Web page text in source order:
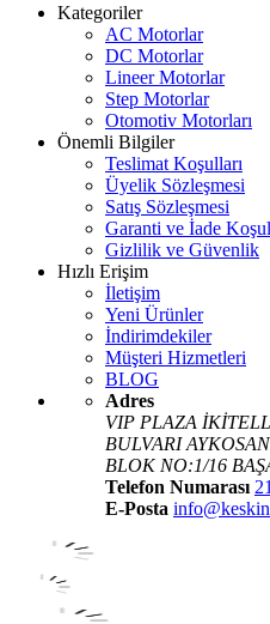
Kategoriler
AC Motorlar
DC Motorlar
Lineer Motorlar
Step Motorlar
Otomotiv Motorları
Önemli Bilgiler
Teslimat Koşulları
Üyelik Sözleşmesi
Satış Sözleşmesi
Garanti ve İade
Gizlilik ve Güvenlik
Hızlı Erişim
İletişim
Yeni Ürünler
İndirimdekiler
Müşteri Hizmetleri
BLOG
Adres
VIP PLAZA
BULVARI
BLOK NO:1/16
Telefon Numarası
E-Posta